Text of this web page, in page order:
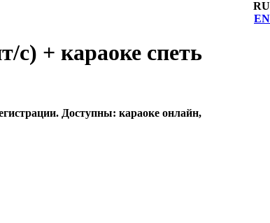
RU
EN
+ караоке спеть
Доступны: караоке онлайн,